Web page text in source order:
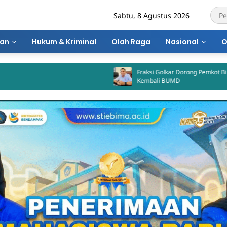
Sabtu, 8 Agustus 2026
Hukum & Kriminal Olah Raga Nasional
Fraksi Golkar Dorong Pemkot Bima Aktifkan
Kembali BUMD